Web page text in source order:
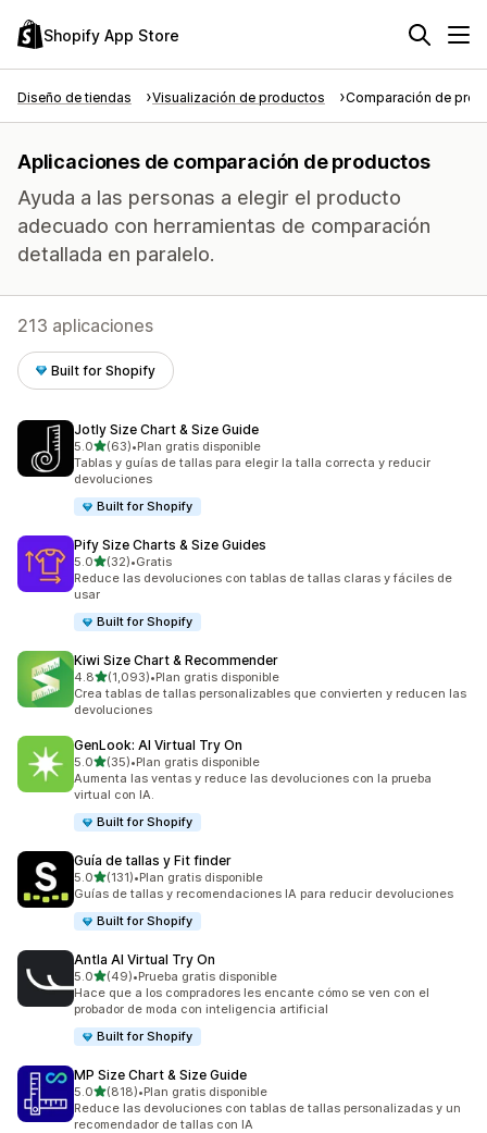
Shopify App Store
Diseño de tiendas Visualización de productos Comparación de
Aplicaciones de comparación de productos
Ayuda a las personas a elegir el producto
adecuado con herramientas de comparación
detallada en paralelo.
213 aplicaciones
Built for Shopify
Jotly Size Chart & Size Guide
5.0de 5 estrellas
(63)
63 reseñas en total
•Plan gratis disponible
Tablas y guías de tallas para elegir la talla correcta y reducir
devoluciones
Built for Shopify
Pify Size Charts & Size Guides
5.0de 5 estrellas
(32)
32 reseñas en total
•Gratis
Reduce las devoluciones con tablas de tallas claras y fáciles de
usar
Built for Shopify
Kiwi Size Chart & Recommender
4.8de 5 estrellas
(1,093)
1093 reseñas en total
•Plan gratis disponible
Crea tablas de tallas personalizables que convierten y reducen las
devoluciones
GenLook: AI Virtual Try On
5.0de 5 estrellas
(35)
35 reseñas en total
•Plan gratis disponible
Aumenta las ventas y reduce las devoluciones con la prueba
virtual con IA.
Built for Shopify
Guía de tallas y Fit finder
5.0de 5 estrellas
(131)
131 reseñas en total
•Plan gratis disponible
Guías de tallas y recomendaciones IA para reducir devoluciones
Built for Shopify
Antla AI Virtual Try On
5.0de 5 estrellas
(49)
49 reseñas en total
•Prueba gratis disponible
Hace que a los compradores les encante cómo se ven con el
probador de moda con inteligencia artificial
Built for Shopify
MP Size Chart & Size Guide
5.0de 5 estrellas
(818)
818 reseñas en total
•Plan gratis disponible
Reduce las devoluciones con tablas de tallas personalizadas y un
recomendador de tallas con IA